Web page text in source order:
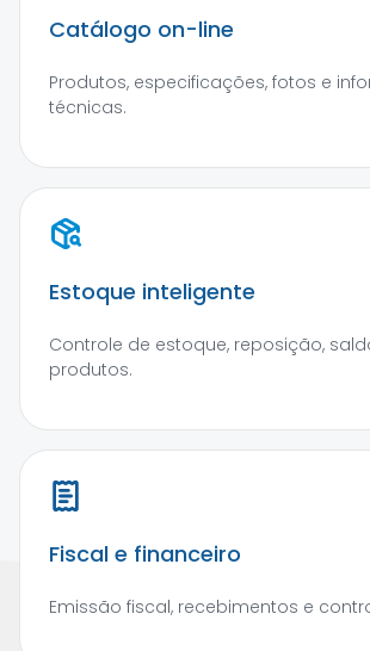
Catálogo on-line
Produtos, especificações, fotos e
técnicas.
Estoque inteligente
Controle de estoque, reposição,
produtos.
Fiscal e financeiro
Emissão fiscal, recebimentos e